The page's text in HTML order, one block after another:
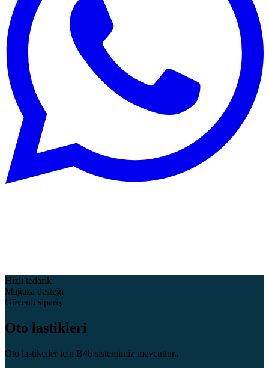
Hızlı tedarik
Mağaza desteği
Güvenli sipariş
Oto lastikleri
Oto lastikçiler için B4b sistemimiz mevcuttur..